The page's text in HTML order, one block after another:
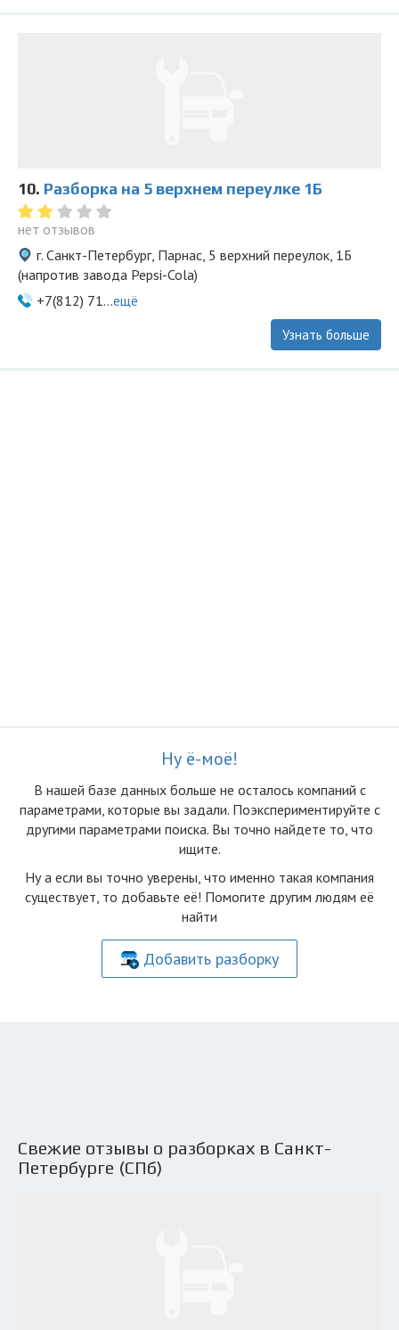
10. Разборка на 5 верхнем переулке 1Б
нет отзывов
г. Санкт-Петербург, Парнас, 5 верхний переулок, 1Б
(напротив завода Pepsi-Cola)
+7(812) 71...ещё
Узнать больше
Ну ё-моё!
В нашей базе данных больше не осталоcь компаний с
параметрами, которые вы задали. Поэкспериментируйте с
другими параметрами поиска. Вы точно найдете то, что
ищите.
Ну а если вы точно уверены, что именно такая компания
существует, то добавьте её! Помогите другим людям её
найти
Добавить разборку
Свежие отзывы о разборках в Санкт-
Петербурге (СПб)